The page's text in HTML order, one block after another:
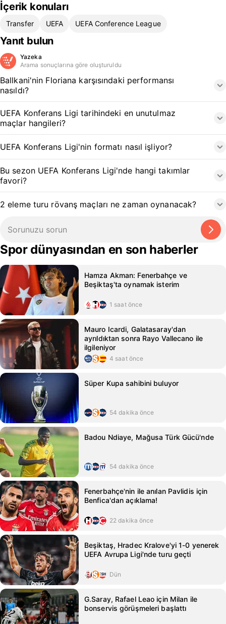
İçerik konuları
Transfer UEFA UEFA Conference League
Yanıt bulun
Yazeka
Arama sonuçlarına göre oluşturuldu
Ballkani'nin Floriana karşısındaki performansı
nasıldı?
UEFA Konferans Ligi tarihindeki en unutulmaz
maçlar hangileri?
UEFA Konferans Ligi'nin formatı nasıl işliyor?
Bu sezon UEFA Konferans Ligi'nde hangi takımlar
favori?
2 eleme turu rövanş maçları ne zaman oynanacak?
Spor dünyasından en son haberler
Hamza Akman: Fenerbahçe ve
Beşiktaş'ta oynamak isterim
1 saat önce
Mauro Icardi, Galatasaray'dan
ayrıldıktan sonra Rayo Vallecano ile
ilgileniyor
4 saat önce
Süper Kupa sahibini buluyor
54 dakika önce
Badou Ndiaye, Mağusa Türk Gücü'nde
54 dakika önce
Fenerbahçe'nin ile anılan Pavlidis için
Benfica'dan açıklama!
22 dakika önce
Beşiktaş, Hradec Kralove'yi 1-0 yenerek
UEFA Avrupa Ligi'nde turu geçti
Dün
G.Saray, Rafael Leao için Milan ile
bonservis görüşmeleri başlattı